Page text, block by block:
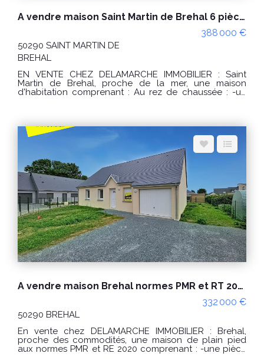
A vendre maison Saint Martin de Brehal 6 pièces
388 000 €
50290 SAINT MARTIN DE
BREHAL
EN VENTE CHEZ DELAMARCHE IMMOBILIER : Saint
Martin de Brehal, proche de la mer, une maison
d'habitation comprenant : Au rez de chaussée : -un
Sous-sol avec garage, pièce et salle d'eau. Le tout sur
un terrain d'environ 560m². PRIX : 388000 € Honoraires
climat : F (77) Montant estimé des dépenses annuelles
d'énergie pour un usage standard : entre 4360 € et
5970 € / an. Prix moyens des énergies indexés sur les
années 2021, 2022 et 2023 (abonnements compris).
Logement à consommation énergétique excessive
classé F. "Les informations sur les risques auxquels ce
bien est exposé sont disponibles sur le site Géorisques
: www.georisques.gouv.fr" POUR VISITER :
DELAMARCHE IMMOBILIER, Florian GINARD
07.86.27.44.34
A vendre maison Brehal normes PMR et RT 2020 plain pied 4 pièces 88 m²
332 000 €
50290 BREHAL
En vente chez DELAMARCHE IMMOBILIER : Brehal,
proche des commodités, une maison de plain pied
aux normes PMR et RE 2020 comprenant : -une pièce